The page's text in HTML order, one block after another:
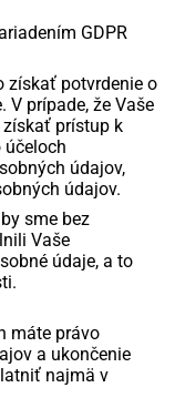
GDPR
získať potvrdenie o
V prípade, že Vaše
získať prístup k
účeloch
údajov,
údajov.
sme bez
Vaše
údaje, a to
máte právo
a ukončenie
najmä v